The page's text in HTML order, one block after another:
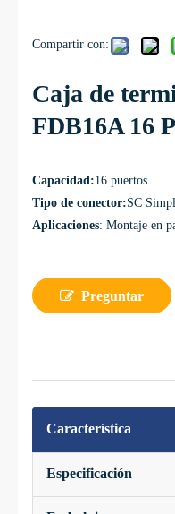
Compartir con:
Caja de
FDB16A 16
Capacidad:16 puertos
Tipo de conector:SC
Aplicaciones: Montaje en
Preguntar
Característica
Especificación